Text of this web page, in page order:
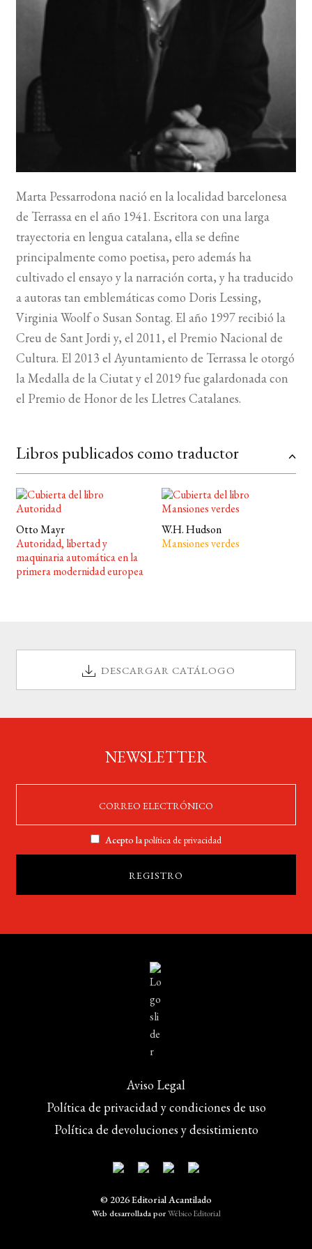
BUSCAR
LISTA DE LIBROS
Marta Pessarrodona nació en la localidad barcelonesa
de Terrassa en el año 1941. Escritora con una larga
trayectoria en lengua catalana, ella se define
principalmente como poetisa, pero además ha
cultivado el ensayo y la narración corta, y ha traducido
a autoras tan emblemáticas como Doris Lessing,
Virginia Woolf o Susan Sontag. El año 1997 recibió la
Creu de Sant Jordi y, el 2011, el Premio Nacional de
Cultura. El 2013 el Ayuntamiento de Terrassa le otorgó
la Medalla de la Ciutat y el 2019 fue galardonada con
el Premio de Honor de les Lletres Catalanes.
Libros publicados como traductor
Otto Mayr
Autoridad, libertad y
maquinaria automática en la
primera modernidad europea
W.H. Hudson
Mansiones verdes
DESCARGAR CATÁLOGO
NEWSLETTER
Acepto lapolítica de privacidad
Aviso Legal
Política de privacidad y condiciones de uso
Política de devoluciones y desistimiento
© 2026 Editorial Acantilado
Web desarrollada porWébico Editorial